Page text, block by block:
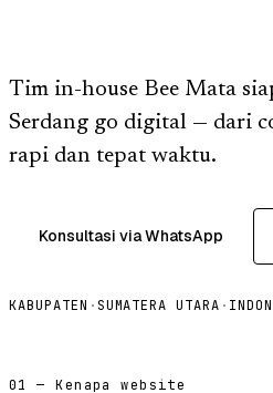
Tim in-house Bee Mata
Serdang go digital — dari
rapi dan tepat waktu.
Konsultasi via WhatsApp
KABUPATEN · SUMATERA UTARA ·
01 — Kenapa website